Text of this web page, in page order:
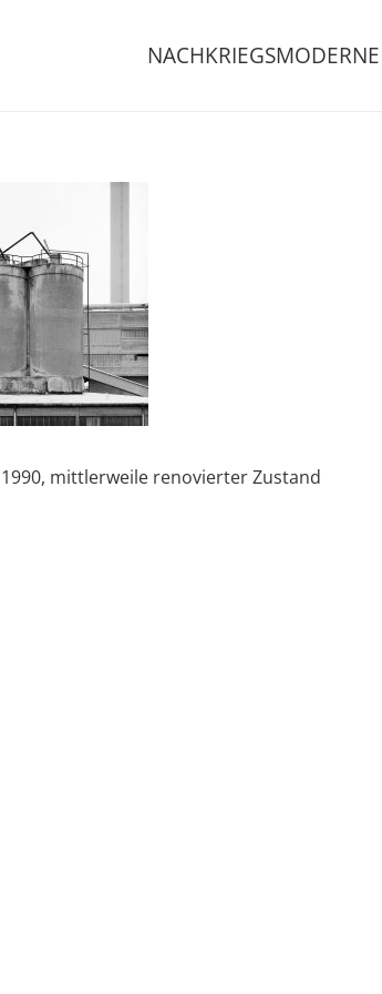
NACHKRIEGSMODERNE
mittlerweile renovierter Zustand